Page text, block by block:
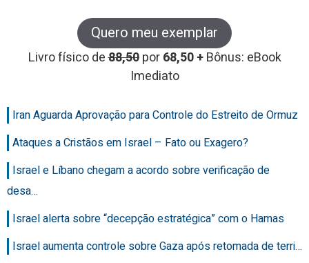
Quero meu exemplar
Livro físico de88,50 por68,50 +Bônus: eBook
Imediato
Iran Aguarda Aprovação para Controle do Estreito de Ormuz
Ataques a Cristãos em Israel – Fato ou Exagero?
Israel e Líbano chegam a acordo sobre verificação de
desa…
Israel alerta sobre “decepção estratégica” com o Hamas
Israel aumenta controle sobre Gaza após retomada de terri…